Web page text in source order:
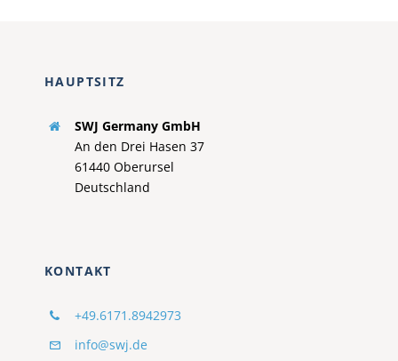
HAUPTSITZ
SWJ Germany GmbH
An den Drei Hasen 37
61440 Oberursel
Deutschland
KONTAKT
+49.6171.8942973
info@swj.de